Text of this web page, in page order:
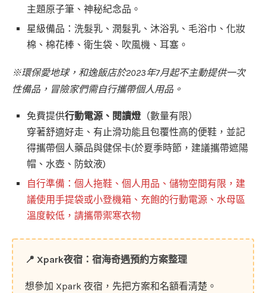
主題原子筆、神秘紀念品。
星級備品：洗髮乳、潤髮乳、沐浴乳、毛浴巾、化妝
棉、棉花棒、衛生袋、吹風機、耳塞。
※環保愛地球，和逸飯店於2023年7月起不主動提供一次
性備品，冒險家們需自行攜帶個人用品。
免費提供行動電源、閱讀燈（數量有限）
穿著舒適好走、有止滑功能且包覆性高的便鞋，並記
得攜帶個人藥品與健保卡(於夏季時節，建議攜帶遮陽
帽、水壺、防蚊液)
自行準備：個人拖鞋、個人用品、儲物空間有限，建
議使用手提袋或小登機箱、充飽的行動電源、水母區
溫度較低，請攜帶禦寒衣物
📍 Xpark夜宿：宿海奇遇預約方案整理
想參加 Xpark 夜宿，先把方案和名額看清楚。